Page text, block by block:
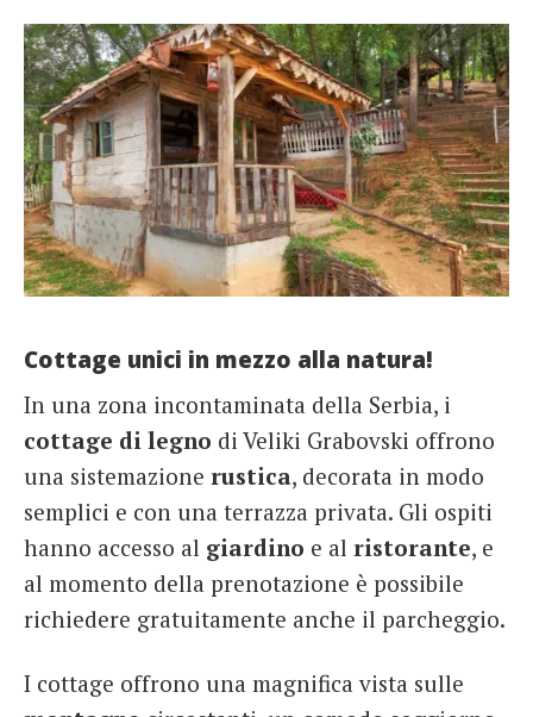
Cottage unici in mezzo alla natura!
In una zona incontaminata della Serbia, i
cottage di legno di Veliki Grabovski offrono
una sistemazione rustica, decorata in modo
semplici e con una terrazza privata. Gli ospiti
hanno accesso al giardino e al ristorante, e
al momento della prenotazione è possibile
richiedere gratuitamente anche il parcheggio.
I cottage offrono una magnifica vista sulle